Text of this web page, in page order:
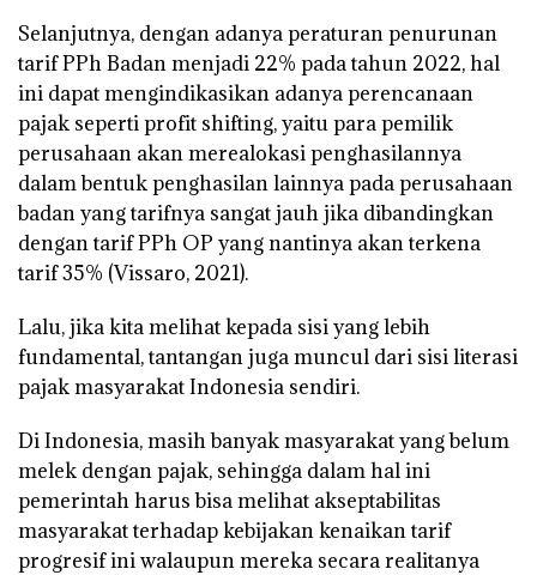
Selanjutnya, dengan adanya peraturan penurunan
tarif PPh Badan menjadi 22% pada tahun 2022, hal
ini dapat mengindikasikan adanya perencanaan
pajak seperti profit shifting, yaitu para pemilik
perusahaan akan merealokasi penghasilannya
dalam bentuk penghasilan lainnya pada perusahaan
badan yang tarifnya sangat jauh jika dibandingkan
dengan tarif PPh OP yang nantinya akan terkena
tarif 35% (Vissaro, 2021).
Lalu, jika kita melihat kepada sisi yang lebih
fundamental, tantangan juga muncul dari sisi literasi
pajak masyarakat Indonesia sendiri.
Di Indonesia, masih banyak masyarakat yang belum
melek dengan pajak, sehingga dalam hal ini
pemerintah harus bisa melihat akseptabilitas
masyarakat terhadap kebijakan kenaikan tarif
progresif ini walaupun mereka secara realitanya